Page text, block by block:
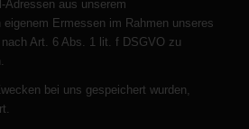
Adressen aus unserem
eigenem Ermessen im Rahmen unseres
Art. 6 Abs. 1 lit. f DSGVO zu
bei uns gespeichert wurden,